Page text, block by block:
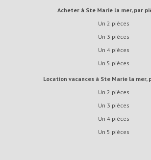
Acheter à Ste Marie la mer, par
Un 2 pièces
Un 3 pièces
Un 4 pièces
Un 5 pièces
Location vacances à Ste Marie la mer,
Un 2 pièces
Un 3 pièces
Un 4 pièces
Un 5 pièces